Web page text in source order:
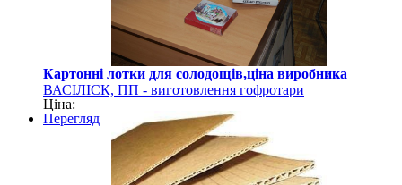
Картонні лотки для солодощів,ціна виробника
ВАСІЛІСК, ПП - виготовлення гофротари
Ціна:
Перегляд